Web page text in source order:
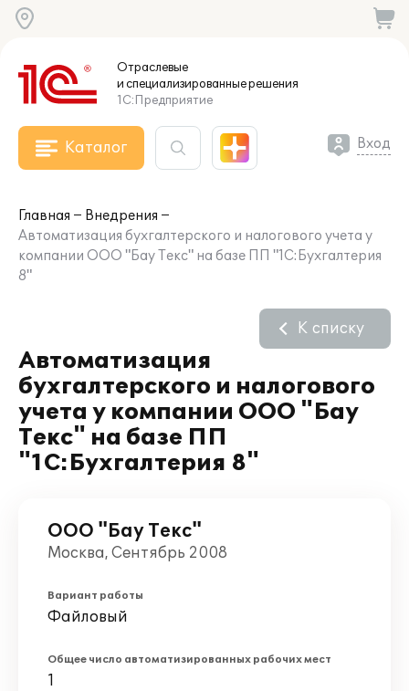
Отраслевые
и специализированныерешения
1С:Предприятие
Каталог Вход
Главная
Внедрения
Автоматизация бухгалтерского и налогового учета у
компании ООО "Бау Текс" на базе ПП "1С:Бухгалтерия
8"
Автоматизация
бухгалтерского и налогового
учета у компании ООО "Бау
Текс" на базе ПП
"1С:Бухгалтерия 8"
К списку
ООО "Бау Текс"
Москва, Сентябрь 2008
Вариант работы
Файловый
Общее число автоматизированных рабочих мест
1